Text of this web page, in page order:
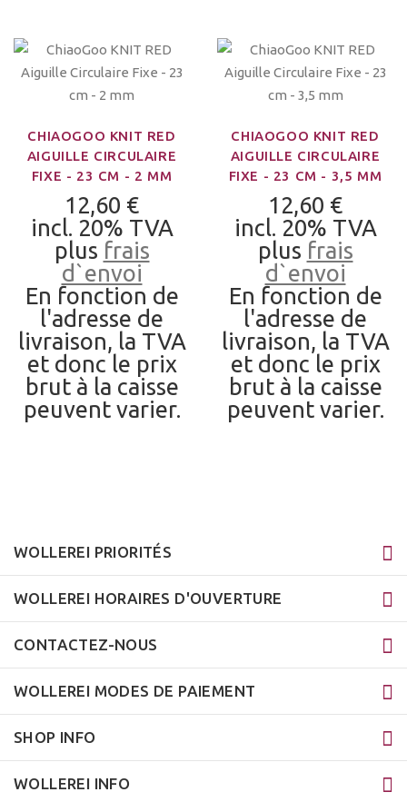
CHIAOGOO KNIT RED
AIGUILLE CIRCULAIRE
FIXE - 23 CM - 2 MM
12,60 €
incl. 20% TVA
plus frais
d`envoi
En fonction de
l'adresse de
livraison, la TVA
et donc le prix
brut à la caisse
peuvent varier.
CHIAOGOO KNIT RED
AIGUILLE CIRCULAIRE
FIXE - 23 CM - 3,5 MM
12,60 €
incl. 20% TVA
plus frais
d`envoi
En fonction de
l'adresse de
livraison, la TVA
et donc le prix
brut à la caisse
peuvent varier.
WOLLEREI PRIORITÉS
WOLLEREI HORAIRES D'OUVERTURE
CONTACTEZ-NOUS
WOLLEREI MODES DE PAIEMENT
SHOP INFO
WOLLEREI INFO